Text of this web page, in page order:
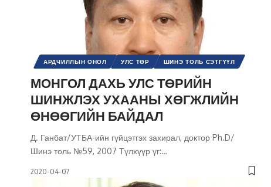
АРДЧИЛЛЫН ОНОЛ УЛС ТӨР ШИНЭ ТОЛЬ СЭТГҮҮЛ
МОНГОЛ ДАХЬ УЛС ТӨРИЙН
ШИНЖЛЭХ УХААНЫ ХӨГЖЛИЙН
ӨНӨӨГИЙН БАЙДАЛ
Д. Ганбат/УТБА-ийн гүйцэтгэх захирал, доктор Ph.D/
Шинэ толь №59, 2007 Түлхүүр үг:…
2020-04-07